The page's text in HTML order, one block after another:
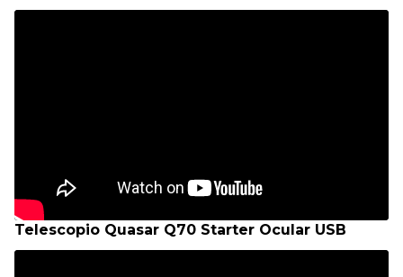
Telescopio Quasar Q70 Starter Ocular USB